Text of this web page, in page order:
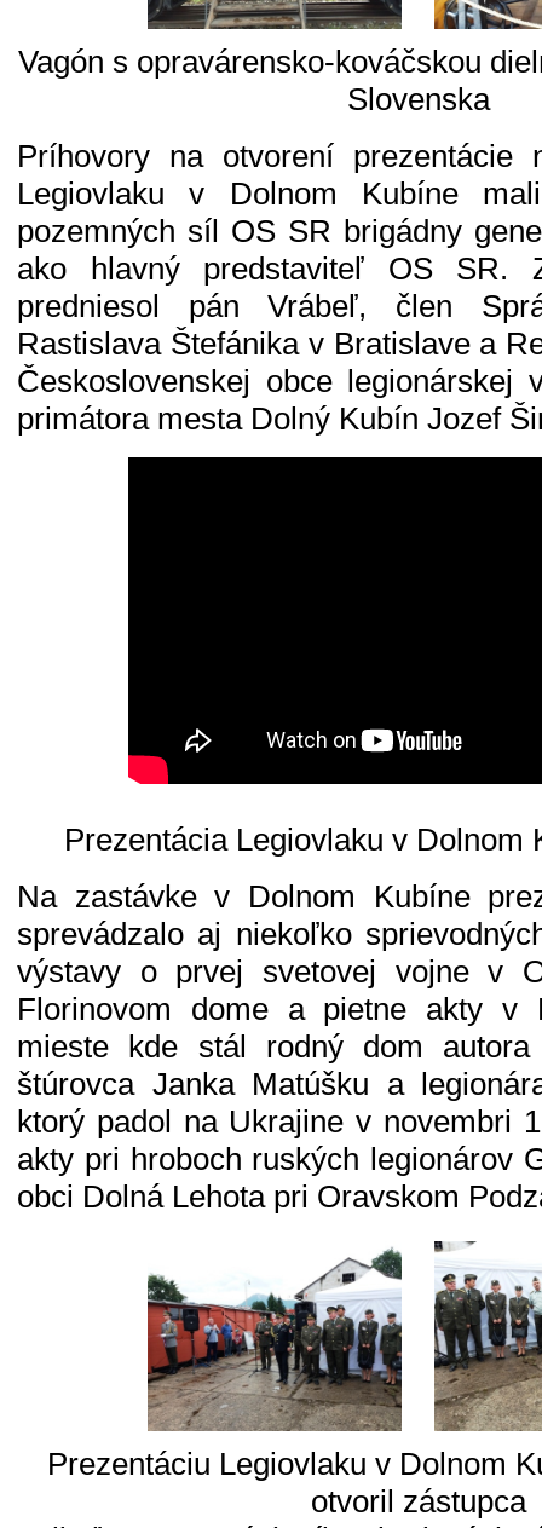
Vagón s opravárensko-kováčskou
Slovenska
Príhovory na otvorení prezentácie
Legiovlaku v Dolnom Kubíne
pozemných síl OS SR brigádny
ako hlavný predstaviteľ OS SR.
predniesol pán Vrábeľ, člen
Rastislava Štefánika v Bratislave a
Československej obce legionárskej
primátora mesta Dolný Kubín Jozef
Prezentácia Legiovlaku v Dolnom
Na zastávke v Dolnom Kubíne
sprevádzalo aj niekoľko
výstavy o prvej svetovej vojne v
Florinovom dome a pietne akty v
mieste kde stál rodný dom autora
štúrovca Janka Matúšku a
ktorý padol na Ukrajine v novembri
akty pri hroboch ruských legionárov
obci Dolná Lehota pri Oravskom
Prezentáciu Legiovlaku v Dolnom
otvoril zástupca